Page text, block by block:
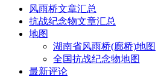
风雨桥文章汇总
抗战纪念物文章汇总
地图
湖南省风雨桥(廊桥)地图
全国抗战纪念物地图
最新评论